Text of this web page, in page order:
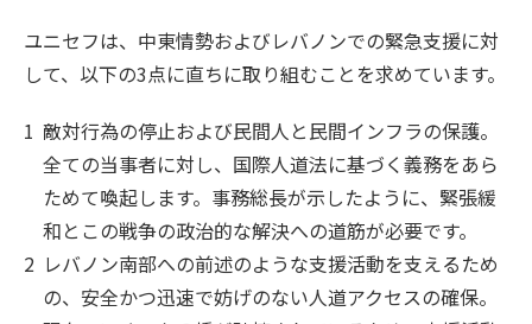
ユニセフは、中東情勢およびレバノンでの緊急支援に対
して、以下の3点に直ちに取り組むことを求めています。
敵対行為の停止および民間人と民間インフラの保護。
全ての当事者に対し、国際人道法に基づく義務をあら
ためて喚起します。事務総長が示したように、緊張緩
和とこの戦争の政治的な解決への道筋が必要です。
レバノン南部への前述のような支援活動を支えるため
の、安全かつ迅速で妨げのない人道アクセスの確保。